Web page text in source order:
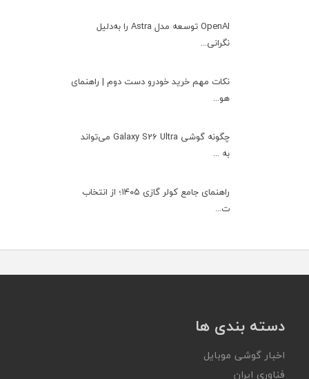
OpenAI توسعه مدل Astra را به‌دلیل
نگرانی...
نکات مهم خرید خودرو دست دوم | راهنمای
هو...
چگونه گوشی Galaxy S26 Ultra می‌تواند
به ...
راهنمای جامع کولر گازی ۱۴۰۵؛ از انتخاب
ت...
دسته بندی ها
اخبار گوشی موبایل
فناوری ایران